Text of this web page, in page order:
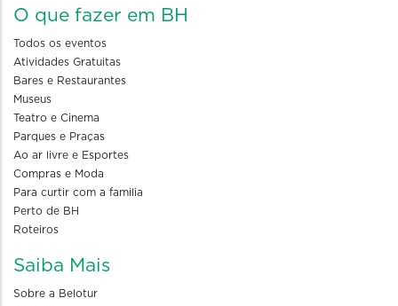
O que fazer em BH
Todos os eventos
Atividades Gratuitas
Bares e Restaurantes
Museus
Teatro e Cinema
Parques e Praças
Ao ar livre e Esportes
Compras e Moda
Para curtir com a familia
Perto de BH
Roteiros
Saiba Mais
Sobre a Belotur